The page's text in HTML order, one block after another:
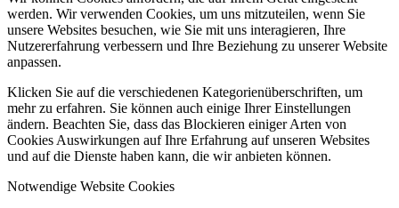
werden. Wir verwenden Cookies, um uns mitzuteilen, wenn Sie
unsere Websites besuchen, wie Sie mit uns interagieren, Ihre
Nutzererfahrung verbessern und Ihre Beziehung zu unserer Website
anpassen.
Klicken Sie auf die verschiedenen Kategorienüberschriften, um
mehr zu erfahren. Sie können auch einige Ihrer Einstellungen
ändern. Beachten Sie, dass das Blockieren einiger Arten von
Cookies Auswirkungen auf Ihre Erfahrung auf unseren Websites
und auf die Dienste haben kann, die wir anbieten können.
Notwendige Website Cookies